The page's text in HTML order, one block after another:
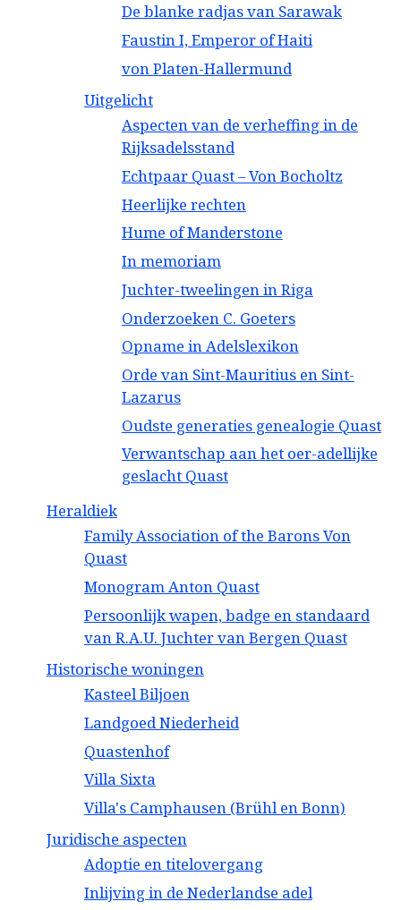
De blanke radjas van Sarawak
Faustin I, Emperor of Haiti
von Platen-Hallermund
Uitgelicht
Aspecten van de verheffing in de
Rijksadelsstand
Echtpaar Quast – Von Bocholtz
Heerlijke rechten
Hume of Manderstone
In memoriam
Juchter-tweelingen in Riga
Onderzoeken C. Goeters
Opname in Adelslexikon
Orde van Sint-Mauritius en Sint-
Lazarus
Oudste generaties genealogie Quast
Verwantschap aan het oer-adellijke
geslacht Quast
Heraldiek
Family Association of the Barons Von
Quast
Monogram Anton Quast
Persoonlijk wapen, badge en standaard
van R.A.U. Juchter van Bergen Quast
Historische woningen
Kasteel Biljoen
Landgoed Niederheid
Quastenhof
Villa Sixta
Villa's Camphausen (Brühl en Bonn)
Juridische aspecten
Adoptie en titelovergang
Inlijving in de Nederlandse adel